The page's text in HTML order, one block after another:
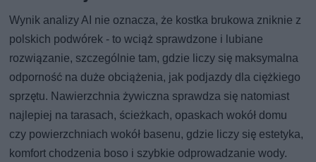
Wynik analizy AI nie oznacza, że kostka brukowa zniknie z
polskich podwórek - to wciąż sprawdzone i lubiane
rozwiązanie, szczególnie tam, gdzie liczy się maksymalna
odporność na duże obciążenia, jak podjazdy dla ciężkiego
sprzętu. Nawierzchnia żywiczna sprawdza się natomiast
najlepiej na tarasach, ścieżkach, opaskach wokół domu
czy powierzchniach wokół basenu, gdzie liczy się estetyka,
komfort chodzenia boso i szybkie odprowadzanie wody.